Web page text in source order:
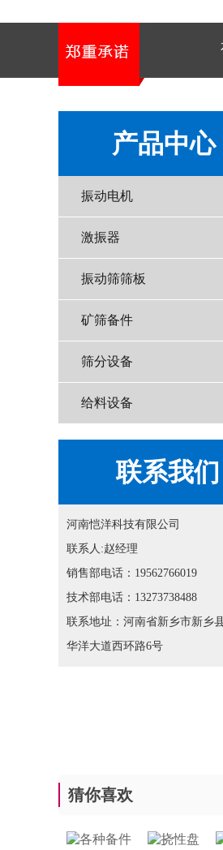
产品中心
振动电机
激振器
振动筛筛板
矿筛备件
筛分设备
给料设备
联系我们
河南恺洋科技有限公司
联系人:赵经理
销售部电话：19562766019
技术部电话：13273738488
联系地址：河南省新乡市新乡
华洋大道西环路6号
猜你喜欢